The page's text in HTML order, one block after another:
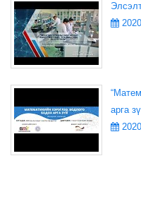
арга